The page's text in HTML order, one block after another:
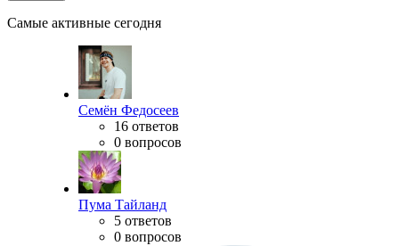
Самые активные сегодня
Семён Федосеев
16 ответов
0 вопросов
Пума Тайланд
5 ответов
0 вопросов